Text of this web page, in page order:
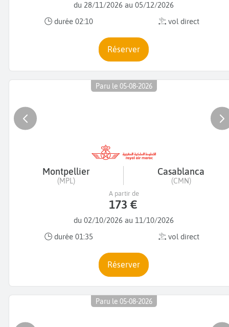
du 28/11/2026 au 05/12/2026
durée 02:10
vol direct
Réserver
Paru le 05-08-2026
Montpellier
(MPL)
Casablanca
(CMN)
du 02/10/2026 au 11/10/2026
durée 01:35
vol direct
A partir de
173 €
Réserver
Paru le 05-08-2026